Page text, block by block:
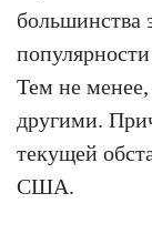
большинства
Тем не
другими.
текущей
США.